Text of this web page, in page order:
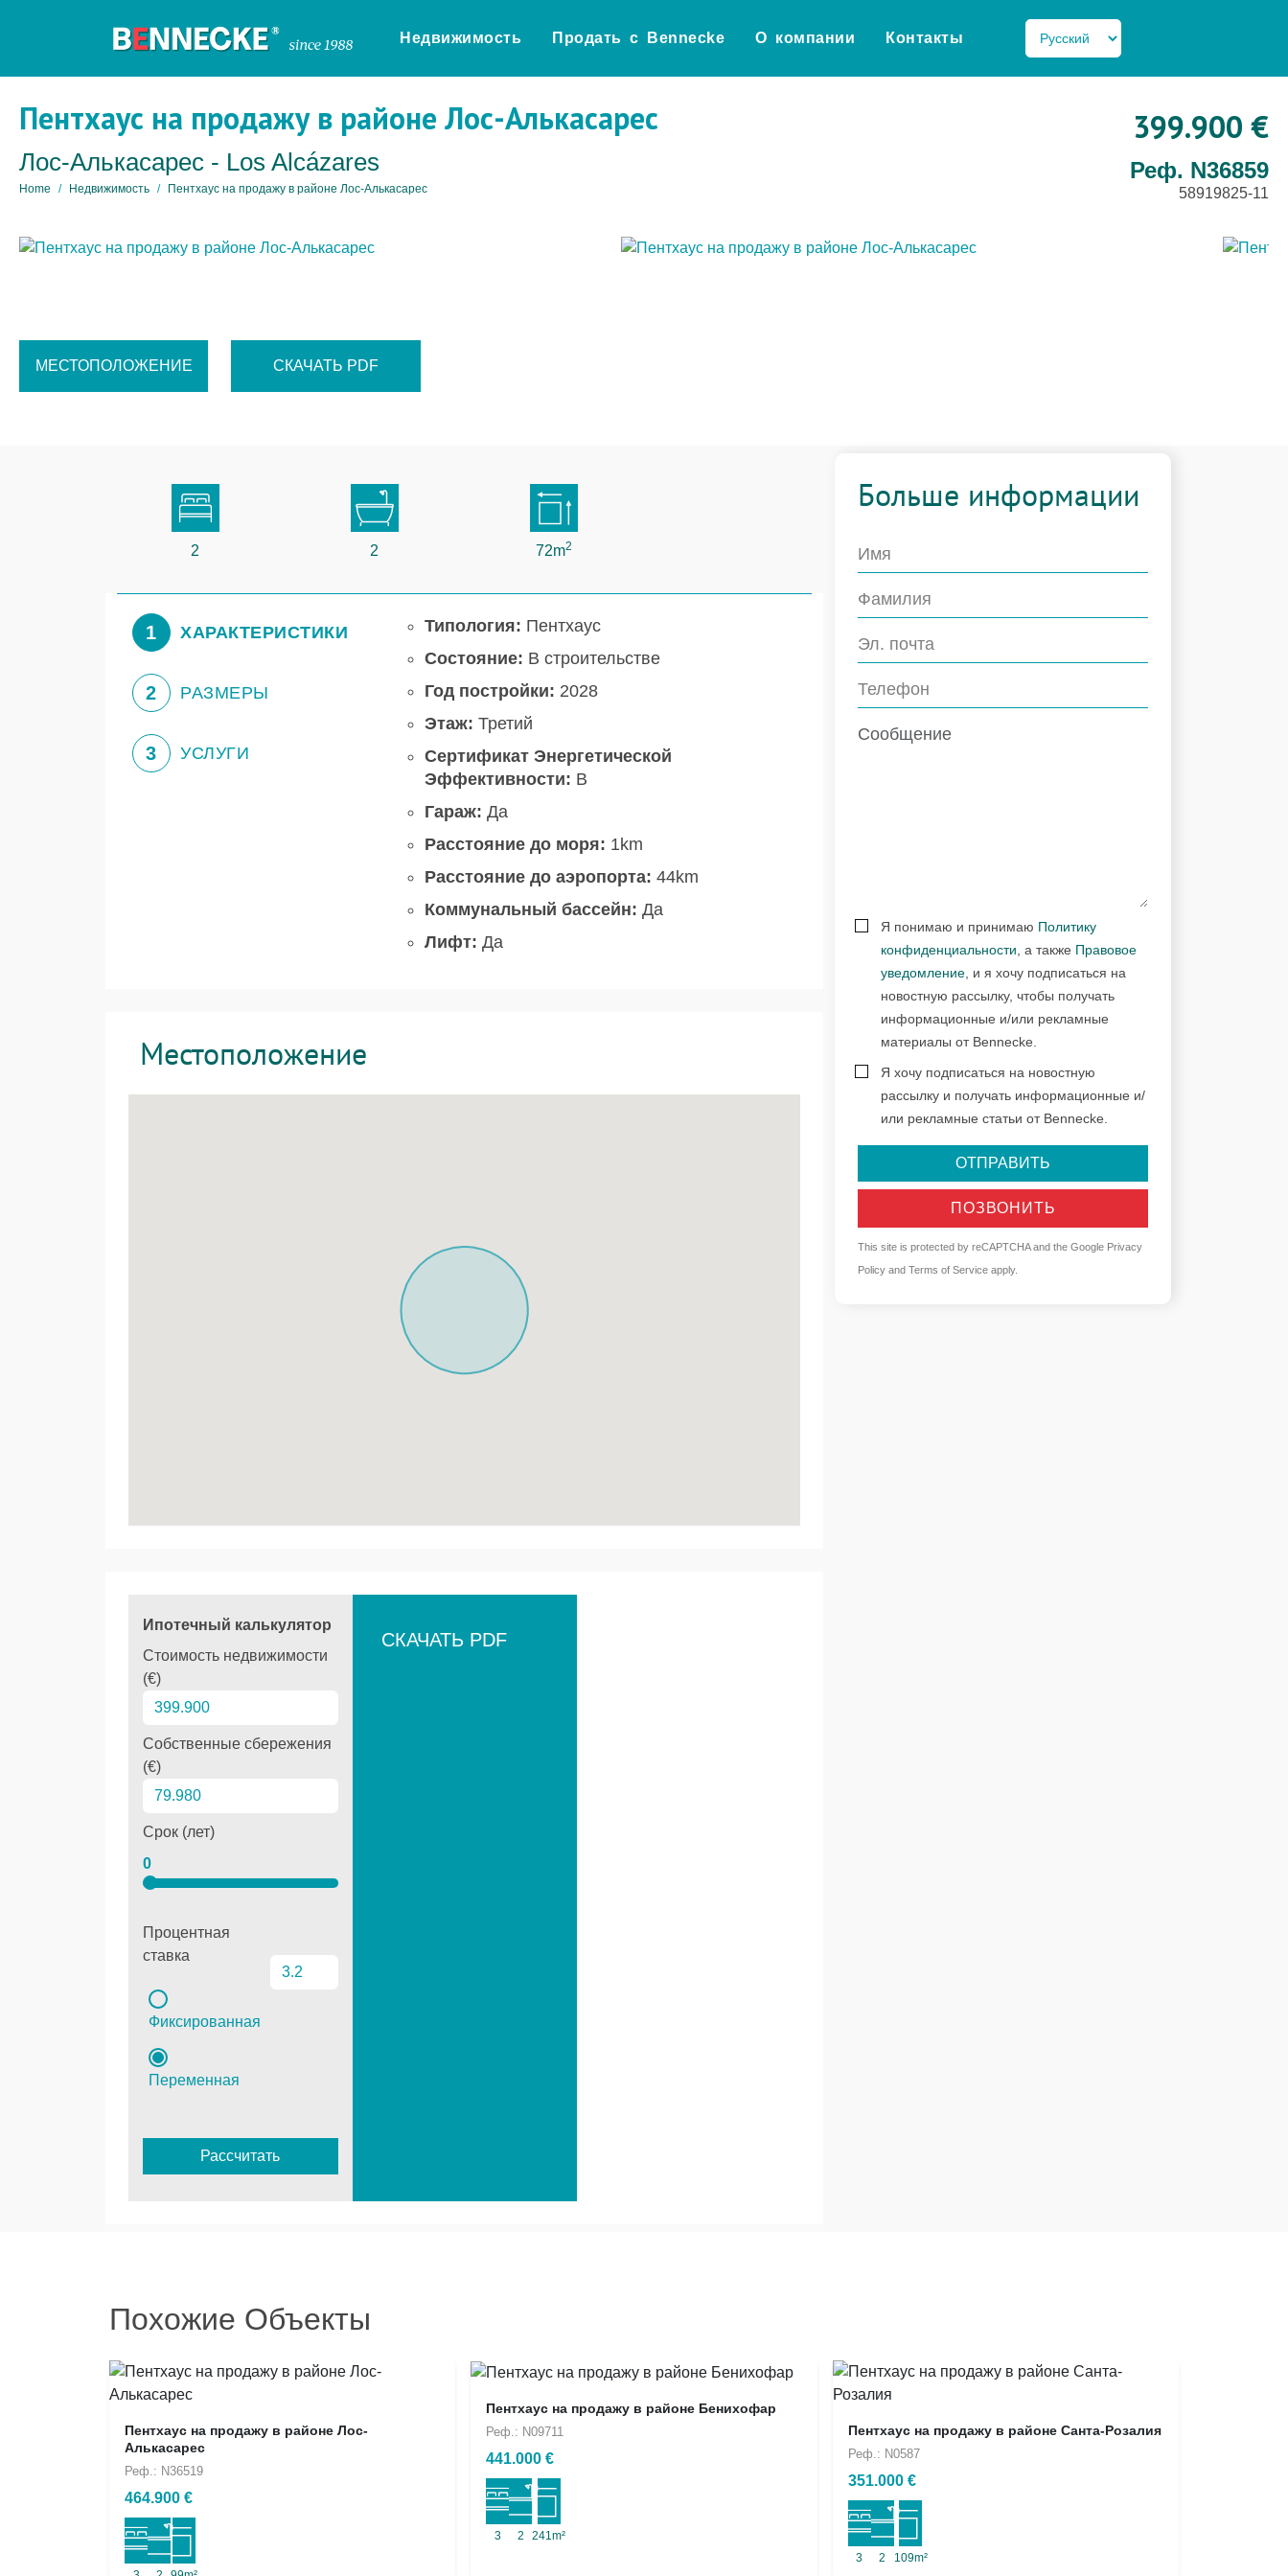
Недвижимость Продать с Bennecke О компании Контакты
Пентхаус на продажу в районе Лос-Алькасарес
Лос-Алькасарес - Los Alcázares
Home Недвижимость Пентхаус на продажу в районе Лос-Алькасарес
399.900 €
Реф. N36859
58919825-11
МЕСТОПОЛОЖЕНИЕ СКАЧАТЬ PDF
2 2 72m2
1 ХАРАКТЕРИСТИКИ
2 РАЗМЕРЫ
3 УСЛУГИ
Типология: Пентхаус
Состояние: В строительстве
Год постройки: 2028
Этаж: Третий
Сертификат Энергетической
Эффективности: B
Гараж: Да
Расстояние до моря: 1km
Расстояние до аэропорта: 44km
Коммунальный бассейн: Да
Лифт: Да
Местоположение
Ипотечный калькулятор
Стоимость недвижимости
(€)
Собственные сбережения
(€)
Срок (лет)
0
Процентная
ставка
Фиксированная
Переменная
Рассчитать
СКАЧАТЬ PDF
Больше информации
Я понимаю и принимаю Политику
конфиденциальности , а также Правовое
уведомление , и я хочу подписаться на
новостную рассылку, чтобы получать
информационные и/или рекламные
материалы от Bennecke.
Я хочу подписаться на новостную
рассылку и получать информационные и/
или рекламные статьи от Bennecke.
ОТПРАВИТЬ
ПОЗВОНИТЬ
This site is protected by reCAPTCHA and the Google Privacy
Policy andTerms of Service apply.
Похожие Объекты
Пентхаус на продажу в районе Лос-
Алькасарес
Реф.: N36519
464.900 €
Пентхаус на продажу в районе Бенихофар
Реф.: N09711
441.000 €
3 2 241m²
Пентхаус на продажу в районе Санта-Розалия
Реф.: N0587
351.000 €
3 2 109m²